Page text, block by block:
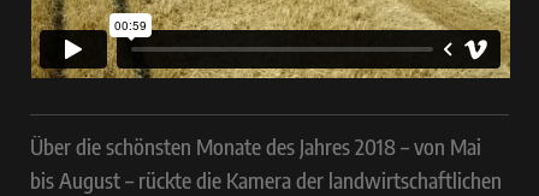
Über die schönsten Monate des Jahres 2018 – von Mai
bis August – rückte die Kamera der landwirtschaftlichen